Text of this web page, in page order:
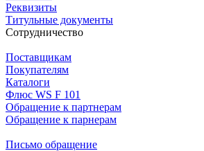
Реквизиты
Титульные документы
Сотрудничество
Поставщикам
Покупателям
Каталоги
Флюс WS F 101
Обращение к партнерам
Обращение к парнерам
Письмо обращение